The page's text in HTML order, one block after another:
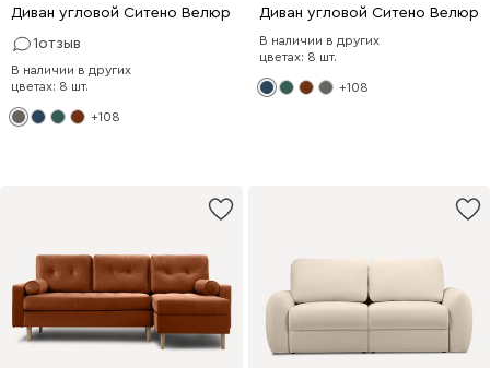
Диван угловой Ситено Велюр Серый
1отзыв
В наличии в других
цветах: 8 шт.
+108
Диван угловой Ситено Велюр
В наличии в других
цветах: 8 шт.
+108